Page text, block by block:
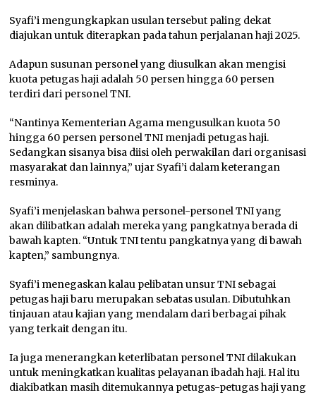
Syafi’i mengungkapkan usulan tersebut paling dekat
diajukan untuk diterapkan pada tahun perjalanan haji 2025.
Adapun susunan personel yang diusulkan akan mengisi
kuota petugas haji adalah 50 persen hingga 60 persen
terdiri dari personel TNI.
“Nantinya Kementerian Agama mengusulkan kuota 50
hingga 60 persen personel TNI menjadi petugas haji.
Sedangkan sisanya bisa diisi oleh perwakilan dari organisasi
masyarakat dan lainnya,” ujar Syafi’i dalam keterangan
resminya.
Syafi’i menjelaskan bahwa personel-personel TNI yang
akan dilibatkan adalah mereka yang pangkatnya berada di
bawah kapten. “Untuk TNI tentu pangkatnya yang di bawah
kapten,” sambungnya.
Syafi’i menegaskan kalau pelibatan unsur TNI sebagai
petugas haji baru merupakan sebatas usulan. Dibutuhkan
tinjauan atau kajian yang mendalam dari berbagai pihak
yang terkait dengan itu.
Ia juga menerangkan keterlibatan personel TNI dilakukan
untuk meningkatkan kualitas pelayanan ibadah haji. Hal itu
diakibatkan masih ditemukannya petugas-petugas haji yang